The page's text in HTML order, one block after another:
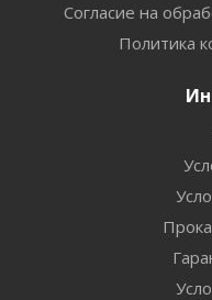
Согласие на
Политика